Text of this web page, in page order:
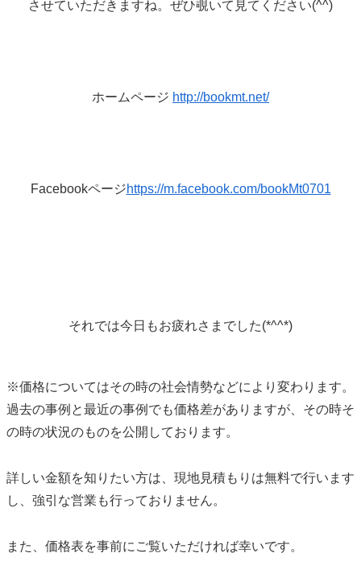
させていただきますね。ぜひ覗いて見てください(^^)
ホームページ http://bookmt.net/
Facebookページhttps://m.facebook.com/bookMt0701
それでは今日もお疲れさまでした(*^^*)
※価格についてはその時の社会情勢などにより変わります。
過去の事例と最近の事例でも価格差がありますが、その時そ
の時の状況のものを公開しております。
詳しい金額を知りたい方は、現地見積もりは無料で行います
し、強引な営業も行っておりません。
また、価格表を事前にご覧いただければ幸いです。